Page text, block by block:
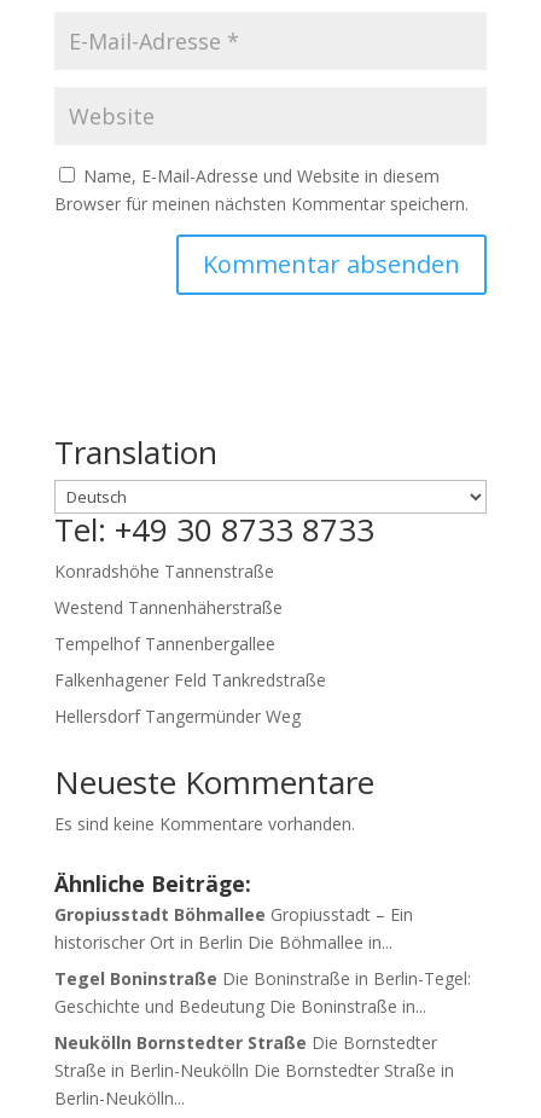
Name, E-Mail-Adresse und Website in diesem
Browser für meinen nächsten Kommentar speichern.
Translation
Tel: +49 30 8733 8733
Konradshöhe Tannenstraße
Westend Tannenhäherstraße
Tempelhof Tannenbergallee
Falkenhagener Feld Tankredstraße
Hellersdorf Tangermünder Weg
Neueste Kommentare
Es sind keine Kommentare vorhanden.
Ähnliche Beiträge:
Gropiusstadt Böhmallee Gropiusstadt – Ein
historischer Ort in Berlin Die Böhmallee in...
Tegel Boninstraße Die Boninstraße in Berlin-Tegel:
Geschichte und Bedeutung Die Boninstraße in...
Neukölln Bornstedter Straße Die Bornstedter
Straße in Berlin-Neukölln Die Bornstedter Straße in
Berlin-Neukölln...